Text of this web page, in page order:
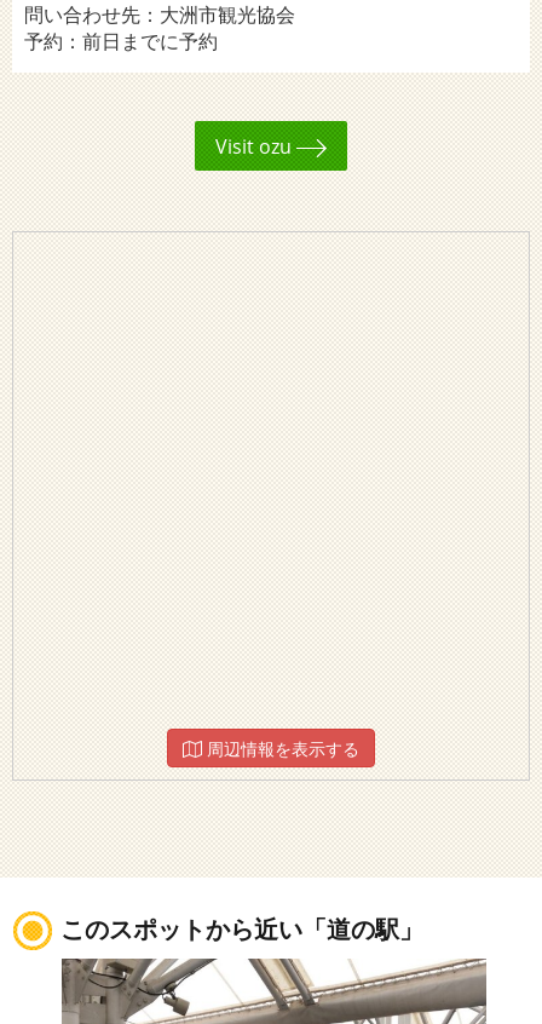
問い合わせ先：大洲市観光協会
予約：前日までに予約
Visit ozu
周辺情報を表示する
このスポットから近い「道の駅」